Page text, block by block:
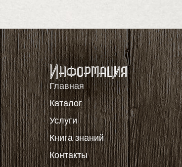
Информация
Главная
Каталог
Услуги
Книга знаний
Контакты